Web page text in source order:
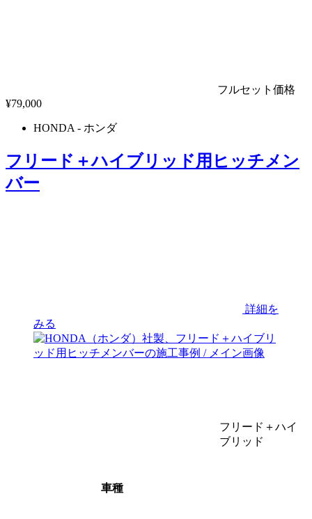
フルセット価格
¥79,000
HONDA - ホンダ
フリード＋ハイブリッド用ヒッチメン
バー
詳細を
みる
車種
フリード＋ハイ
ブリッド